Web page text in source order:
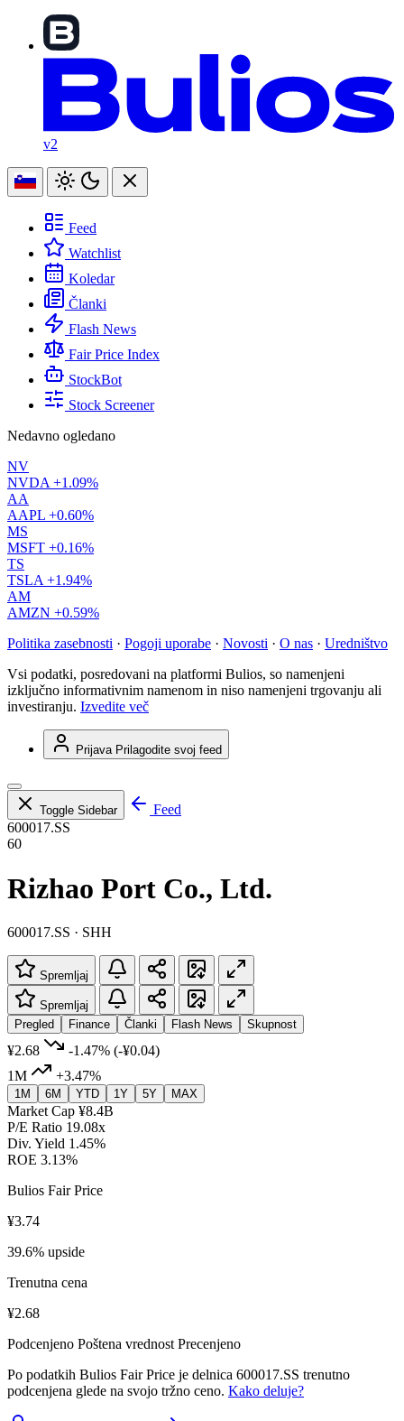
v2
Feed
Watchlist
Koledar
Članki
Flash News
Fair Price Index
StockBot
Stock Screener
Nedavno ogledano
NV
NVDA +1.09%
AA
AAPL +0.60%
MS
MSFT +0.16%
TS
TSLA +1.94%
AM
AMZN +0.59%
Politika zasebnosti · Pogoji uporabe · Novosti · O nas · Uredništvo
Vsi podatki, posredovani na platformi Bulios, so namenjeni
izključno informativnim namenom in niso namenjeni trgovanju ali
investiranju. Izvedite več
Prijava Prilagodite svoj feed
Toggle Sidebar
Feed
600017.SS
60
Rizhao Port Co., Ltd.
600017.SS · SHH
Spremljaj
Spremljaj
Pregled
Finance Članki Flash News Skupnost
¥2.68 -1.47% (-¥0.04)
1M
+3.47%
1M 6M YTD 1Y 5Y MAX
Market Cap ¥8.4B
P/E Ratio 19.08x
Div. Yield 1.45%
ROE 3.13%
Bulios Fair Price
¥3.74
39.6% upside
Trenutna cena
¥2.68
Podcenjeno Poštena vrednost Precenjeno
Po podatkih Bulios Fair Price je delnica 600017.SS trenutno
podcenjena glede na svojo tržno ceno. Kako deluje?